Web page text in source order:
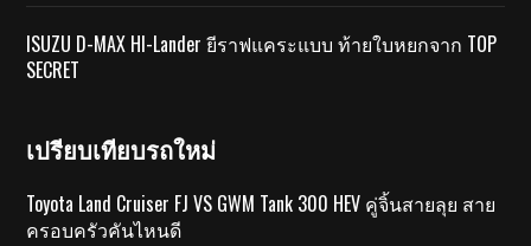
ISUZU D-MAX HI-Lander ยีราฟแคระแบบ ท้ายใบหยกจาก TOP
SECRET
เปรียบเทียบรถใหม่
Toyota Land Cruiser FJ VS GWM Tank 300 HEV คู่จิ้นสายลุย สาย
ครอบครัวคันไหนดี